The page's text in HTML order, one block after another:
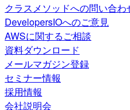
クラスメソッドへの問い合わ
DevelopersIOへのご意見
AWSに関するご相談
資料ダウンロード
メールマガジン登録
セミナー情報
採用情報
会社説明会